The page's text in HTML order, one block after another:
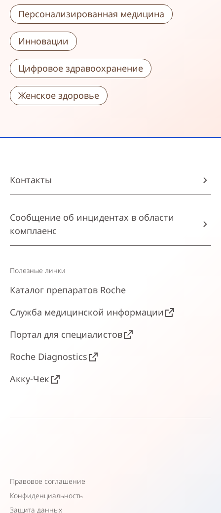
Персонализированная медицина
Инновации
Цифровое здравоохранение
Женское здоровье
Контакты
Сообщение об инцидентах в области
комплаенс
Полезные линки
Каталог препаратов Roche
Служба медицинской информации
Портал для специалистов
Roche Diagnostics
Акку-Чек
Правовое соглашение
Конфиденциальность
Защита данных